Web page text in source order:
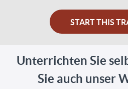
START THIS
Unterrichten Sie
Sie auch unser